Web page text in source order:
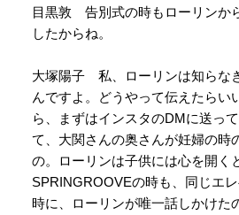
目黒敦 告別式の時もローリンか
したからね。
大塚陽子 私、ローリンは知らな
んですよ。どうやって伝えたらい
ら、まずはインスタのDMに送っ
て、大関さんの奥さんが妊婦の時
の。ローリンは子供には心を開く
SPRINGROOVEの時も、同じエ
時に、ローリンが唯一話しかけた